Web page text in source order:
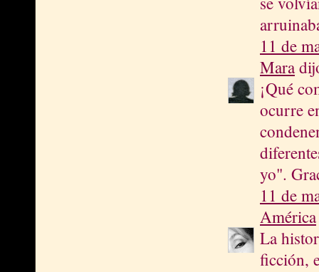
11 de
Mara
¡Qué
ocurre
yo".
11 de
América
La
ficción,